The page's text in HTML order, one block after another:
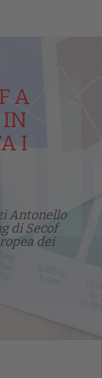
A
IN
I
Antonello
di Secof
dei